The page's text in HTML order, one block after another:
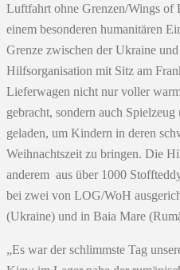
Luftfahrt ohne Grenzen/Wings
einem besonderen humanitären
Grenze zwischen der Ukraine
Hilfsorganisation mit Sitz am
Lieferwagen nicht nur voller
gebracht, sondern auch
geladen, um Kindern in deren
Weihnachtszeit zu bringen. Die
anderem aus über 1000
bei zwei von LOG/WoH
(Ukraine) und in Baia Mare
„Es war der schlimmste Tag